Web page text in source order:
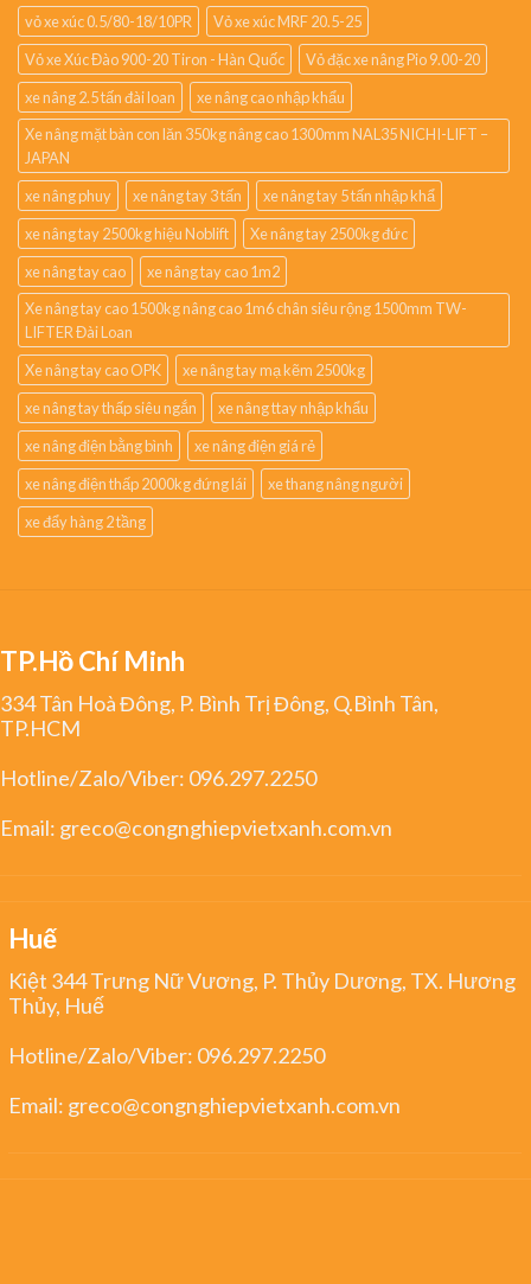
vỏ xe xúc 0.5/80-18/10PR
Vỏ xe xúc MRF 20.5-25
Vỏ xe Xúc Đào 900-20 Tiron - Hàn Quốc
Vỏ đặc xe nâng Pio 9.00-20
xe nâng 2.5 tấn đài loan
xe nâng cao nhập khẩu
Xe nâng mặt bàn con lăn 350kg nâng cao 1300mm NAL35 NICHI-LIFT –
JAPAN
xe nâng phuy
xe nâng tay 3 tấn
xe nâng tay 5 tấn nhập khẩ
xe nâng tay 2500kg hiệu Noblift
Xe nâng tay 2500kg đức
xe nâng tay cao
xe nâng tay cao 1m2
Xe nâng tay cao 1500kg nâng cao 1m6 chân siêu rộng 1500mm TW-
LIFTER Đài Loan
Xe nâng tay cao OPK
xe nâng tay mạ kẽm 2500kg
xe nâng tay thấp siêu ngắn
xe nâng ttay nhập khẩu
xe nâng điện bằng bình
xe nâng điện giá rẻ
xe nâng điện thấp 2000kg đứng lái
xe thang nâng người
xe đẩy hàng 2 tầng
TP.Hồ Chí Minh
334 Tân Hoà Đông, P. Bình Trị Đông, Q.Bình Tân,
TP.HCM
Hotline/Zalo/Viber: 096.297.2250
Email: greco@congnghiepvietxanh.com.vn
Huế
Kiệt 344 Trưng Nữ Vương, P. Thủy Dương, TX. Hương
Thủy, Huế
Hotline/Zalo/Viber: 096.297.2250
Email: greco@congnghiepvietxanh.com.vn